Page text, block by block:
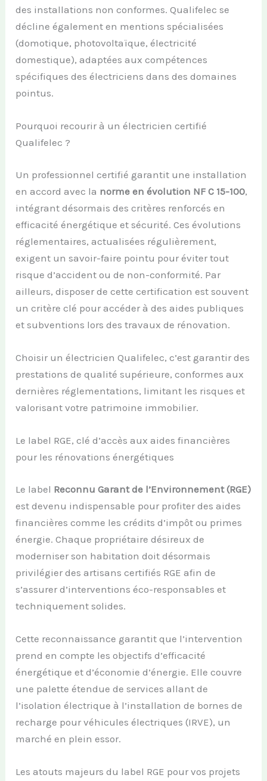
des installations non conformes. Qualifelec se
décline également en mentions spécialisées
(domotique, photovoltaïque, électricité
domestique), adaptées aux compétences
spécifiques des électriciens dans des domaines
pointus.
Pourquoi recourir à un électricien certifié
Qualifelec ?
Un professionnel certifié garantit une installation
en accord avec la norme en évolution NF C 15-100,
intégrant désormais des critères renforcés en
efficacité énergétique et sécurité. Ces évolutions
réglementaires, actualisées régulièrement,
exigent un savoir-faire pointu pour éviter tout
risque d’accident ou de non-conformité. Par
ailleurs, disposer de cette certification est souvent
un critère clé pour accéder à des aides publiques
et subventions lors des travaux de rénovation.
Choisir un électricien Qualifelec, c’est garantir des
prestations de qualité supérieure, conformes aux
dernières réglementations, limitant les risques et
valorisant votre patrimoine immobilier.
Le label RGE, clé d’accès aux aides financières
pour les rénovations énergétiques
Le label Reconnu Garant de l’Environnement (RGE)
est devenu indispensable pour profiter des aides
financières comme les crédits d’impôt ou primes
énergie. Chaque propriétaire désireux de
moderniser son habitation doit désormais
privilégier des artisans certifiés RGE afin de
s’assurer d’interventions éco-responsables et
techniquement solides.
Cette reconnaissance garantit que l’intervention
prend en compte les objectifs d’efficacité
énergétique et d’économie d’énergie. Elle couvre
une palette étendue de services allant de
l’isolation électrique à l’installation de bornes de
recharge pour véhicules électriques (IRVE), un
marché en plein essor.
Les atouts majeurs du label RGE pour vos projets